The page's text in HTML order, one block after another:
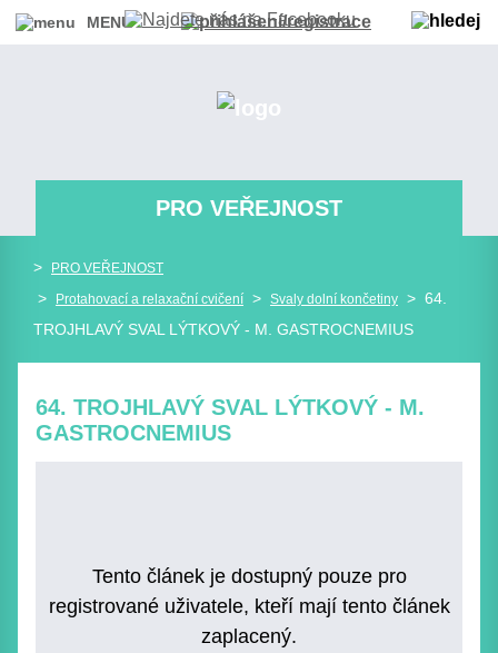
MENU
PRO VEŘEJNOST
> PRO VEŘEJNOST
> Protahovací a relaxační cvičení > Svaly dolní končetiny > 64.
TROJHLAVÝ SVAL LÝTKOVÝ - M. GASTROCNEMIUS
64. TROJHLAVÝ SVAL LÝTKOVÝ - M.
GASTROCNEMIUS
Tento článek je dostupný pouze pro
registrované uživatele, kteří mají tento článek
zaplacený.